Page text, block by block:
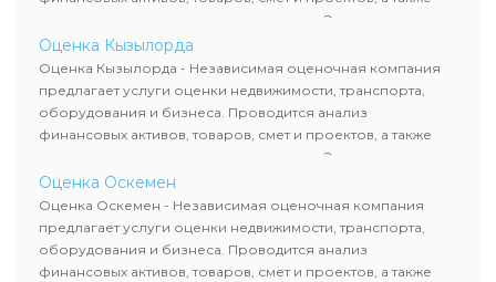
оценка животных и недропользования. Эксперты
определяют рыночную стоимость имущества и
рассчитывают ущерб. Все отчеты соответствуют
требованиям законодательства и используются для
сделок, кредитования и судебных процессов.
Оценка Кызылорда
Оценка Кызылорда - Независимая оценочная компания
предлагает услуги оценки недвижимости, транспорта,
оборудования и бизнеса. Проводится анализ
финансовых активов, товаров, смет и проектов, а также
оценка животных и недропользования. Эксперты
определяют рыночную стоимость имущества и
рассчитывают ущерб. Все отчеты соответствуют
требованиям законодательства и используются для
сделок, кредитования и судебных процессов.
Оценка Оскемен
Оценка Оскемен - Независимая оценочная компания
предлагает услуги оценки недвижимости, транспорта,
оборудования и бизнеса. Проводится анализ
финансовых активов, товаров, смет и проектов, а также